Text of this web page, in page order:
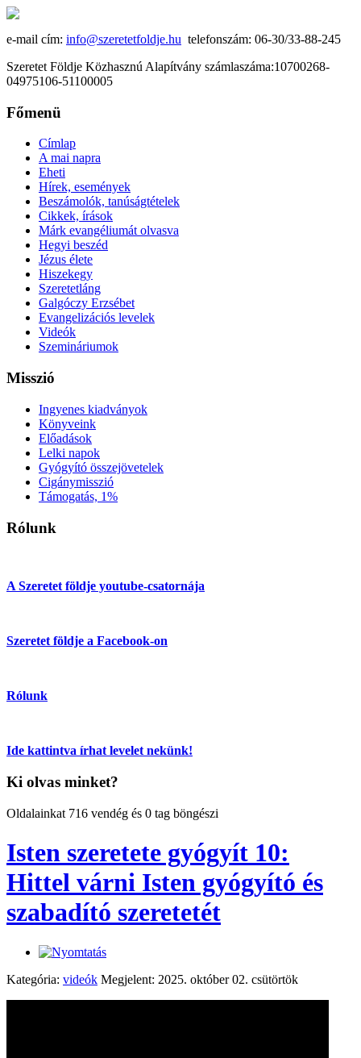
e-mail cím: info@szeretetfoldje.hu telefonszám: 06-30/33-88-245
Szeretet Földje Közhasznú Alapítvány számlaszáma:10700268-
04975106-51100005
Főmenü
Címlap
A mai napra
Eheti
Hírek, események
Beszámolók, tanúságtételek
Cikkek, írások
Márk evangéliumát olvasva
Hegyi beszéd
Jézus élete
Hiszekegy
Szeretetláng
Galgóczy Erzsébet
Evangelizációs levelek
Videók
Szemináriumok
Misszió
Ingyenes kiadványok
Könyveink
Előadások
Lelki napok
Gyógyító összejövetelek
Cigánymisszió
Támogatás, 1%
Rólunk
A Szeretet földje youtube-csatornája
Szeretet földje a Facebook-on
Rólunk
Ide kattintva írhat levelet nekünk!
Ki olvas minket?
Oldalainkat 716 vendég és 0 tag böngészi
Isten szeretete gyógyít 10:
Hittel várni Isten gyógyító és
szabadító szeretetét
Kategória: videók Megjelent: 2025. október 02. csütörtök